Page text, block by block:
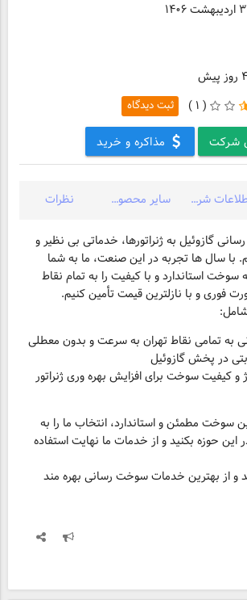
( ۱ ) ثبت دیدگاه
شرکت مذاکره و خرید
اطلاعات شرکت سایر محصولات شرکت نظرات
گازوئیل به ژنراتورها، خدماتی بی نظیر و
با سال ها تجربه در این صنعت، ما به شما
استاندارد و با کیفیت را به تمام نقاط
فوری و با نازلترین قیمت تأمین کنیم.
به تمامی نقاط تهران به سرعت و بدون معطلی
در پخش گازوئیل
و کیفیت سوخت برای افزایش بهره وری ژنراتور
سوخت مطمئن و استاندارد، انتخاب ما را به
حوزه بکنید و از خدمات ما نهایت استفاده
و از بهترین خدمات سوخت رسانی بهره مند